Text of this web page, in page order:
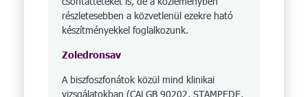
részletesebben a közvetlenül ezekre ható
készítményekkel foglalkozunk.
Zoledronsav
A biszfoszfonátok közül mind klinikai
vizsgálatokban (CALGB 90202, STAMPEDE,